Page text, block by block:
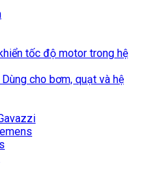
tốc độ motor trong hệ
cho bơm, quạt và hệ